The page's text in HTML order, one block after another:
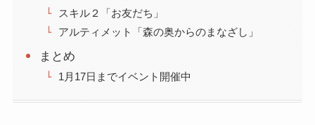
スキル２「お友だち」
アルティメット「森の奥からのまなざし」
まとめ
1月17日までイベント開催中